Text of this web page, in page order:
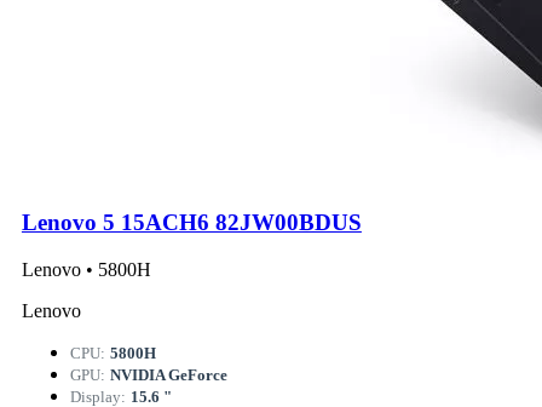
Lenovo 5 15ACH6 82JW00BDUS
Lenovo • 5800H
Lenovo
CPU: 5800H
GPU: NVIDIA GeForce
Display: 15.6 "